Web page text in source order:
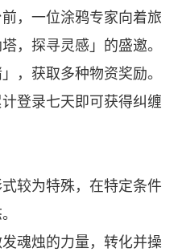
，一位涂鸦专家向着旅
，探寻灵感」的盛邀。
，获取多种物资奖励。
登录七天即可获得纠缠
较为特殊，在特定条件
魂烛的力量，转化并操